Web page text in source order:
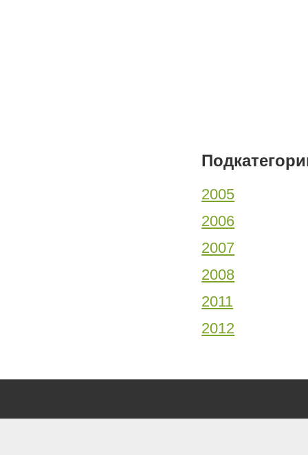
2005
2006
2007
2008
2011
2012